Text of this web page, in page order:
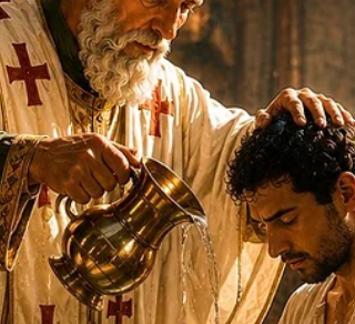
descido do Céu. A cada manhã, o povo recebia
um alimento que não podia produzir por